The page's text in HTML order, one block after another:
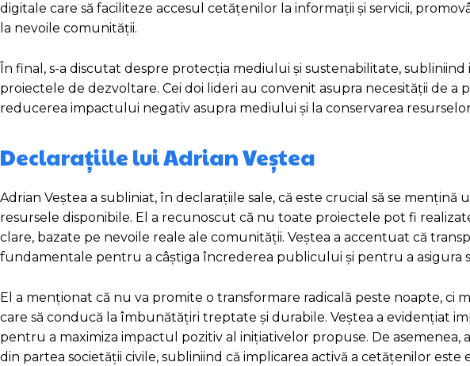
digitale care să faciliteze accesul cetățenilor la informații și servicii,
la nevoile comunității.
În final, s-a discutat despre protecția mediului și sustenabilitate,
proiectele de dezvoltare. Cei doi lideri au convenit asupra necesității de a
reducerea impactului negativ asupra mediului și la conservarea
Declarațiile lui Adrian Veștea
Adrian Veștea a subliniat, în declarațiile sale, că este crucial să se
resursele disponibile. El a recunoscut că nu toate proiectele pot fi
clare, bazate pe nevoile reale ale comunității. Veștea a accentuat că
fundamentale pentru a câștiga încrederea publicului și pentru a asigura
El a menționat că nu va promite o transformare radicală peste noapte, ci
care să conducă la îmbunătățiri treptate și durabile. Veștea a evidențiat
pentru a maximiza impactul pozitiv al inițiativelor propuse. De
din partea societății civile, subliniind că implicarea activă a cetățenilor